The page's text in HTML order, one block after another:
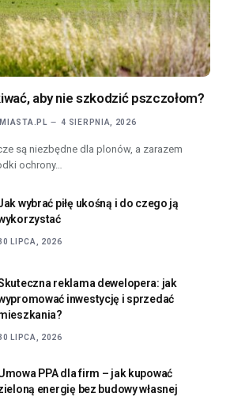
aby nie szkodzić pszczołom?
4 SIERPNIA, 2026
są niezbędne dla plonów, a zarazem
ochrony…
wybrać piłę ukośną i do czego ją
LIPCA, 2026
reklama dewelopera: jak
inwestycję i sprzedać
LIPCA, 2026
PPA dla firm – jak kupować
energię bez budowy własnej